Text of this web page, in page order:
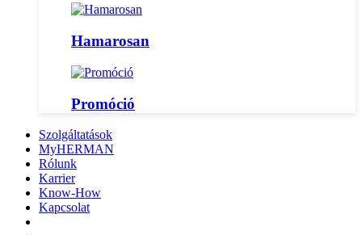
Hamarosan
Promóció
Szolgáltatások
MyHERMAN
Rólunk
Karrier
Know-How
Kapcsolat